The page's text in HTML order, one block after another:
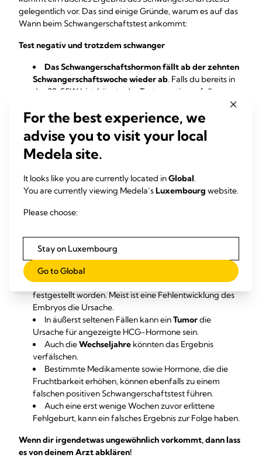
gelegentlich vor. Das sind einige Gründe, warum es auf das
Wann beim Schwangerschaftstest ankommt:
Test negativ und trotzdem schwanger
Das Schwangerschaftshormon fällt ab der zehnten
Schwangerschaftswoche wieder ab. Falls du bereits in
der 20. SSW bist, könnte der Test negativ ausfallen,
Wenn die Periode ausbleibt, obwohl der
Schwangerschaftstest negativ war,
könntest du zu früh
getestet haben. Wiederhole den Test nach ein paar
Tagen.
Schwangerschaftstestgemacht hast, könnte das
Ergebnis „verwässert“ worden sein.
Test positiv und trotzdem nicht schwanger
Menstruation bekommen hast, könnte es sich um
einenAbgang oder um eine frühe
Fehlgeburtgehandelt haben. Das kommt gar nicht so
selten vor und wäre ohne Test normalerweise gar nicht
festgestellt worden. Meist ist eine Fehlentwicklung des
Embryos die Ursache.
In äußerst seltenen Fällen kann einTumordie
Ursache für angezeigte HCG-Hormone sein.
Auch dieWechseljahre könnten das Ergebnis
verfälschen.
Bestimmte Medikamente sowie Hormone, die die
Fruchtbarkeit erhöhen, können ebenfalls zu einem
falschen positiven Schwangerschaftstest führen.
Auch eine erst wenige Wochen zuvor erlittene
Fehlgeburt, kann ein falsches Ergebnis zur Folge haben.
Wenn dir irgendetwas ungewöhnlich vorkommt, dann lass
es von deinem Arzt abklären!
For the best experience, we
advise you to visit your local
Medela site.
It looks like you are currently located inGlobal.
You are currently viewing Medela’sLuxembourg website.
Please choose:
Stay on Luxembourg
Go to Global